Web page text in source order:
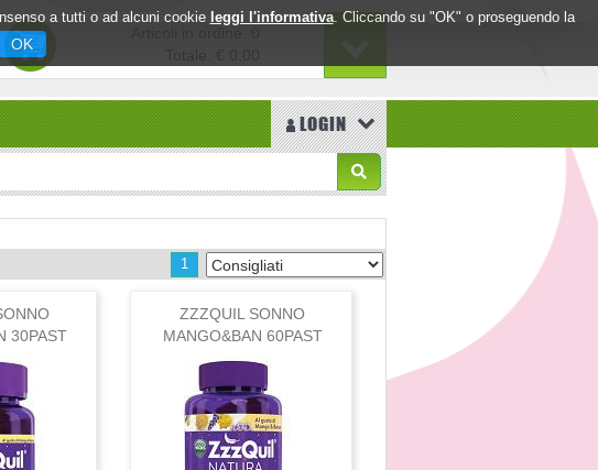
a tutti o ad alcuni cookie leggi l'informativa. Cliccando su "OK" o proseguendo la
OK
LOGIN
1
30PAST
ZZZQUIL SONNO
MANGO&BAN 60PAST